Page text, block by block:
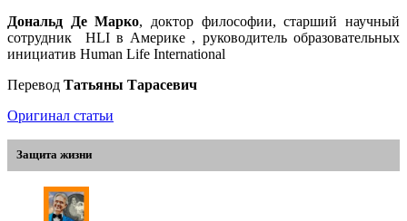
Дональд Де Марко, доктор философии, старший научный
сотрудник HLI в Америке , руководитель образовательных
инициатив Human Life International
Перевод Татьяны Тарасевич
Оригинал статьи
Защита жизни